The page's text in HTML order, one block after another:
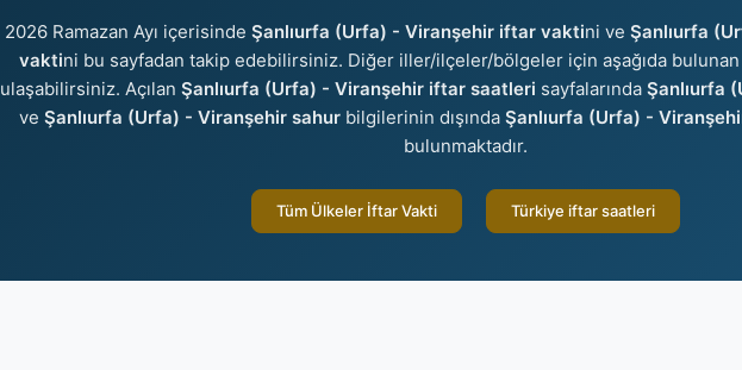
2026 Ramazan Ayı içerisinde Şanlıurfa (Urfa) - Viranşehir iftar vaktini ve Şanlıurfa
vaktini bu sayfadan takip edebilirsiniz. Diğer iller/ilçeler/bölgeler için aşağıda
ulaşabilirsiniz. Açılan Şanlıurfa (Urfa) - Viranşehir iftar saatleri sayfalarında Şanlıurfa
ve Şanlıurfa (Urfa) - Viranşehir sahur bilgilerinin dışında Şanlıurfa (Urfa) -
bulunmaktadır.
Tüm Ülkeler İftar Vakti Türkiye iftar saatleri